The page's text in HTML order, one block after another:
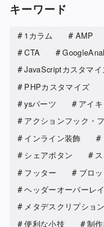
キーワード
1カラム AMP
CTA
JavaScriptカスタマイ
PHPカスタマイズ
ysパーツ
アイ
アクションフック・
インライン装飾
シェアボタン
フッター
ブロ
ヘッダーオーバーレイ
メタデスクリプション
便利な小技
制